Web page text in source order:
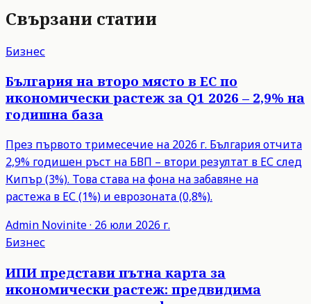
Свързани статии
Бизнес
България на второ място в ЕС по
икономически растеж за Q1 2026 – 2,9% на
годишна база
През първото тримесечие на 2026 г. България отчита
2,9% годишен ръст на БВП – втори резултат в ЕС след
Кипър (3%). Това става на фона на забавяне на
растежа в ЕС (1%) и еврозоната (0,8%).
Admin Novinite· 26 юли 2026 г.
Бизнес
ИПИ представи пътна карта за
икономически растеж: предвидима